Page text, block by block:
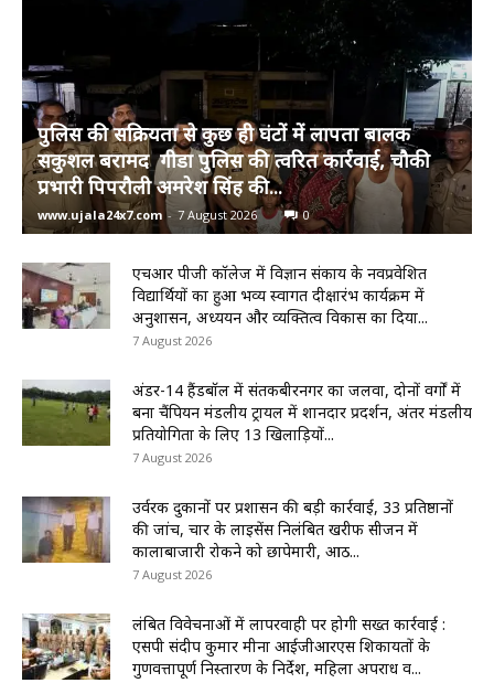
पुलिस की सक्रियता से कुछ ही घंटों में लापता बालक
सकुशल बरामद गीडा पुलिस की त्वरित कार्रवाई, चौकी
प्रभारी पिपरौली अमरेश सिंह की...
www.ujala24x7.com - 7 August 2026 0
एचआर पीजी कॉलेज में विज्ञान संकाय के नवप्रवेशित
विद्यार्थियों का हुआ भव्य स्वागत दीक्षारंभ कार्यक्रम में
अनुशासन, अध्ययन और व्यक्तित्व विकास का दिया...
7 August 2026
अंडर-14 हैंडबॉल में संतकबीरनगर का जलवा, दोनों वर्गों में
बना चैंपियन मंडलीय ट्रायल में शानदार प्रदर्शन, अंतर मंडलीय
प्रतियोगिता के लिए 13 खिलाड़ियों...
7 August 2026
उर्वरक दुकानों पर प्रशासन की बड़ी कार्रवाई, 33 प्रतिष्ठानों
की जांच, चार के लाइसेंस निलंबित खरीफ सीजन में
कालाबाजारी रोकने को छापेमारी, आठ...
7 August 2026
लंबित विवेचनाओं में लापरवाही पर होगी सख्त कार्रवाई :
एसपी संदीप कुमार मीना आईजीआरएस शिकायतों के
गुणवत्तापूर्ण निस्तारण के निर्देश, महिला अपराध व...